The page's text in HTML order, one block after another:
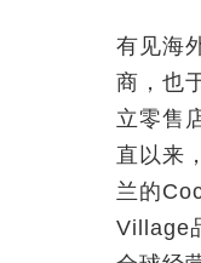
有见海
商，也
立零售
直以来
兰的
Village